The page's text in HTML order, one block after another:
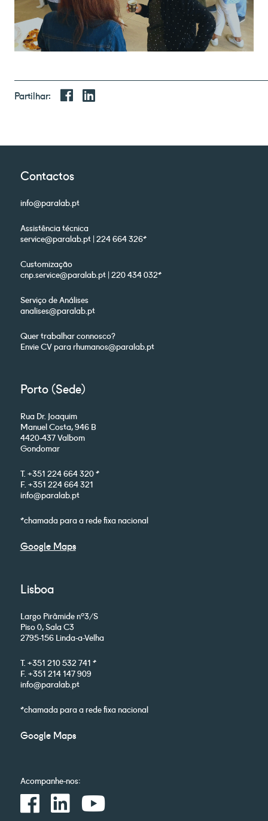
Partilhar:
Contactos
info@paralab.pt
Assistência técnica
service@paralab.pt | 224 664 326*
Customização
cnp.service@paralab.pt | 220 434 032*
Serviço de Análises
analises@paralab.pt
Quer trabalhar connosco?
Envie CV para rhumanos@paralab.pt
Porto (Sede)
Rua Dr. Joaquim
Manuel Costa, 946 B
4420-437 Valbom
Gondomar
T. +351 224 664 320 *
F. +351 224 664 321
info@paralab.pt
*chamada para a rede fixa nacional
Google Maps
Lisboa
Largo Pirâmide nº3/S
Piso 0, Sala C3
2795-156 Linda-a-Velha
T. +351 210 532 741 *
F. +351 214 147 909
info@paralab.pt
*chamada para a rede fixa nacional
Google Maps
Acompanhe-nos: